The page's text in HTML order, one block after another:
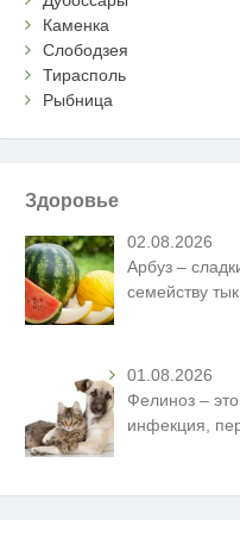
Каменка
Слободзея
Тирасполь
Рыбница
Здоровье
02.08.2026
Арбуз –
семейству
01.08.2026
Фелиноз –
инфекция,